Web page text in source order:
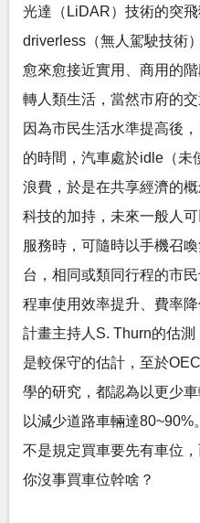
光達（LiDAR）技術的突
driverless（無人駕駛技術
愈來愈接近實用、商用的
轉人類生活，當然市府的
因為市民生活水準提高後
的時間，汽車處於idle（未
浪費，於是在共享經濟的
科技的加持，未來一般人
服務時，可隨時以手機召
台，相同或類同行程的市
程車使用效率提升、費率
計畫主持人S. Thurn的估
是較保守的估計，至於
學的研究，都認為以更少
以減少道路車輛達
不是規定買車要先有車位
你沒事買車位幹啥？